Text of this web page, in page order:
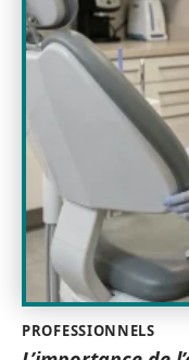
PROFESSIONNELS